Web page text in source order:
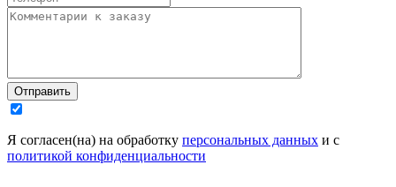
Отправить
Я согласен(на) на обработку персональных данных и с
политикой конфиденциальности